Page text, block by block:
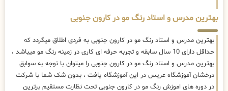
بهترین مدرس و استاد رنگ مو در کارون جنوبی
بهترین مدرس و استاد رنگ مو در کارون جنوبی به فردی اطلاق میگردد که
حداقل دارای 10 سال سابقه و تجربه حرفه ای کاری در زمینه رنگ مو میباشد ،
بهترین مدرس و استاد رنگ مو در کارون جنوبی را میتوان با توجه به سوابق
درخشان آموزشگاه عریس در این آموزشگاه یافت ، بدون شک شما با شرکت
در دوره های اموزش رنگ مو در کارون جنوبی تحت نظارت مستقیم برترین